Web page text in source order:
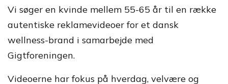
Vi søger en kvinde mellem 55-65 år til en række
autentiske reklamevideoer for et dansk
wellness-brand i samarbejde med
Gigtforeningen.
Videoerne har fokus på hverdag, velvære og